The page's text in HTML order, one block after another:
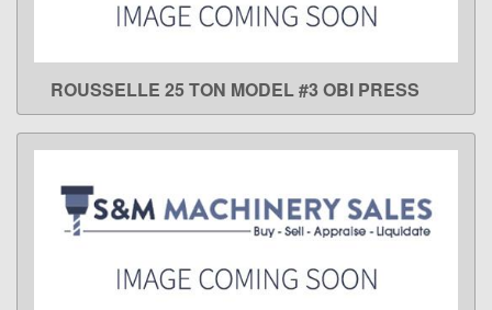
LEARN MORE
ROUSSELLE 25 TON MODEL #3 OBI PRESS